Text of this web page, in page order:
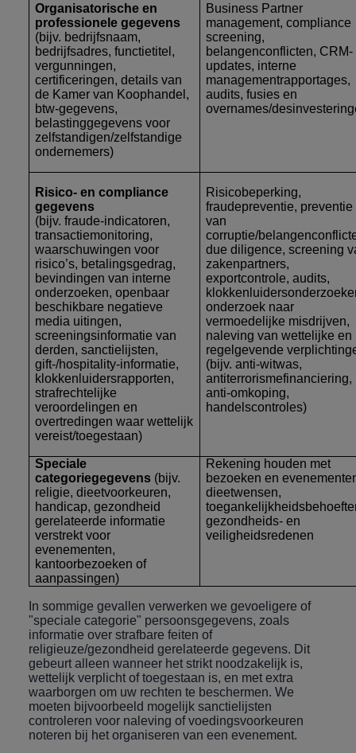
Organisatorische en
professionele gegevens
(bijv. bedrijfsnaam,
bedrijfsadres, functietitel,
vergunningen,
certificeringen, details van
de Kamer van Koophandel,
btw-gegevens,
belastinggegevens voor
zelfstandigen/zelfstandige
ondernemers)
Business Partner
management, compliance
screening,
belangenconflicten, CRM-
updates, interne
managementrapportages,
audits, fusies en
overnames/
Risico- en compliance
gegevens
(bijv. fraude-indicatoren,
transactiemonitoring,
waarschuwingen voor
risico’s, betalingsgedrag,
bevindingen van interne
onderzoeken, openbaar
beschikbare negatieve
media uitingen,
screeningsinformatie van
derden, sanctielijsten,
gift-/hospitality-informatie,
klokkenluidersrapporten,
strafrechtelijke
veroordelingen en
overtredingen waar wettelijk
vereist/toegestaan)
Risicobeperking,
fraudepreventie, preventie
van
corruptie/
due diligence, screening
zakenpartners,
exportcontrole, audits,
onderzoek naar
vermoedelijke misdrijven,
naleving van wettelijke en
regelgevende
(bijv. anti-witwas,
antiterrorismefinanciering,
anti-omkoping,
handelscontroles)
Speciale
categoriegegevens (bijv.
religie, dieetvoorkeuren,
handicap, gezondheid
gerelateerde informatie
verstrekt voor
evenementen,
kantoorbezoeken of
aanpassingen)
Rekening houden met
bezoeken en
dieetwensen,
gezondheids- en
veiligheidsredenen
In sommige gevallen verwerken we gevoeligere of
"speciale categorie" persoonsgegevens, zoals
informatie over strafbare feiten of
religieuze/gezondheid gerelateerde gegevens. Dit
gebeurt alleen wanneer het strikt noodzakelijk is,
wettelijk verplicht of toegestaan is, en met extra
waarborgen om uw rechten te beschermen. We
moeten bijvoorbeeld mogelijk sanctielijsten
controleren voor naleving of voedingsvoorkeuren
noteren bij het organiseren van een evenement.